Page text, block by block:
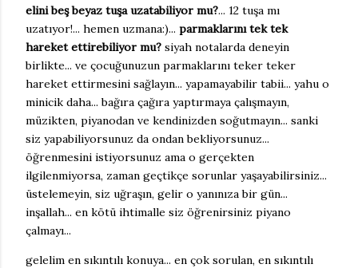
elini beş beyaz tuşa uzatabiliyor mu?... 12 tuşa mı
uzatıyor!... hemen uzmana:)... parmaklarını tek tek
hareket ettirebiliyor mu? siyah notalarda deneyin
birlikte... ve çocuğunuzun parmaklarını teker teker
hareket ettirmesini sağlayın... yapamayabilir tabii... yahu o
minicik daha... bağıra çağıra yaptırmaya çalışmayın,
müzikten, piyanodan ve kendinizden soğutmayın... sanki
siz yapabiliyorsunuz da ondan bekliyorsunuz...
öğrenmesini istiyorsunuz ama o gerçekten
ilgilenmiyorsa, zaman geçtikçe sorunlar yaşayabilirsiniz...
üstelemeyin, siz uğraşın, gelir o yanınıza bir gün...
inşallah... en kötü ihtimalle siz öğrenirsiniz piyano
çalmayı...
gelelim en sıkıntılı konuya... en çok sorulan, en sıkıntılı